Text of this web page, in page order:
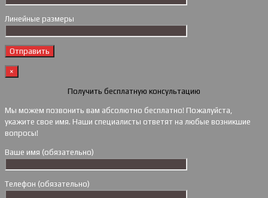
Линейные размеры
×
Получить бесплатную консультацию
Мы можем позвонить вам абсолютно бесплатно! Пожалуйста,
укажите свое имя. Наши специалисты ответят на любые возникшие
вопросы!
Ваше имя (обязательно)
Телефон (обязательно)